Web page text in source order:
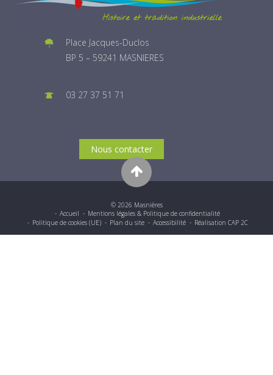
Place Jacques-Duclos
BP 5 – 59241 MASNIERES
03 27 37 51 71
Nous contacter
© 2026 Masnières
Accueil
Mentions légales & Politique de confidentialité
Politique de cookies (UE)
Plan du site Accessibilité Réalisation CAP 2C